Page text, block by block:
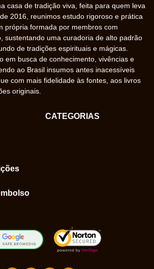
casa de tradição viva, feita para quem leva
2016, reunimos estudo rigoroso e prática
própria formada por membros com
sustentando uma curadoria de alto padrão
de tradições espirituais e mágicas.
em busca de conhecimento, vivências e
ao Brasil insumos antes inacessíveis
com mais fidelidade às fontes, aos livros
originais.
CATEGORIAS